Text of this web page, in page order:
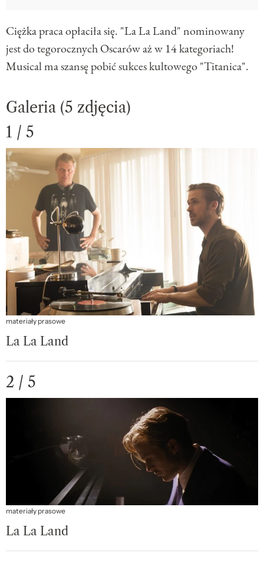
Ciężka praca opłaciła się. "La La Land" nominowany
jest do tegorocznych Oscarów aż w 14 kategoriach!
Musical ma szansę pobić sukces kultowego "Titanica".
Galeria (5 zdjęcia)
1 / 5
materiały prasowe
La La Land
2 / 5
materiały prasowe
La La Land